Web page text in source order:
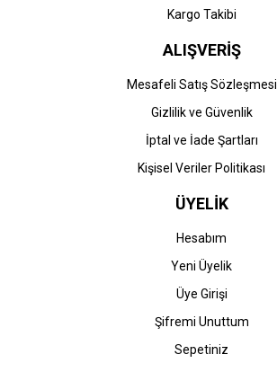
Kargo Takibi
ALIŞVERİŞ
Mesafeli Satış Sözleşmesi
Gizlilik ve Güvenlik
İptal ve İade Şartları
Kişisel Veriler Politikası
ÜYELİK
Hesabım
Yeni Üyelik
Üye Girişi
Şifremi Unuttum
Sepetiniz